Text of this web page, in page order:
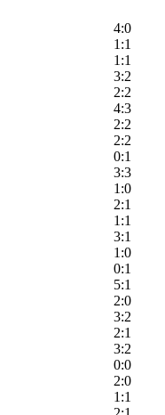
4:0
1:1
1:1
3:2
2:2
4:3
2:2
2:2
0:1
3:3
1:0
2:1
1:1
3:1
1:0
0:1
5:1
2:0
3:2
2:1
3:2
0:0
2:0
1:1